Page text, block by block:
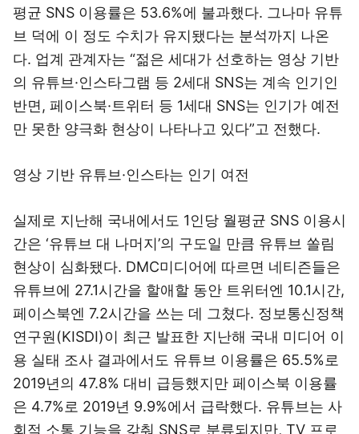
평균 SNS 이용률은 53.6%에 불과했다. 그나마 유튜
브 덕에 이 정도 수치가 유지됐다는 분석까지 나온
다. 업계 관계자는 “젊은 세대가 선호하는 영상 기반
의 유튜브·인스타그램 등 2세대 SNS는 계속 인기인
반면, 페이스북·트위터 등 1세대 SNS는 인기가 예전
만 못한 양극화 현상이 나타나고 있다”고 전했다.
영상 기반 유튜브·인스타는 인기 여전
실제로 지난해 국내에서도 1인당 월평균 SNS 이용시
간은 ‘유튜브 대 나머지’의 구도일 만큼 유튜브 쏠림
현상이 심화됐다. DMC미디어에 따르면 네티즌들은
유튜브에 27.1시간을 할애할 동안 트위터엔 10.1시간,
페이스북엔 7.2시간을 쓰는 데 그쳤다. 정보통신정책
연구원(KISDI)이 최근 발표한 지난해 국내 미디어 이
용 실태 조사 결과에서도 유튜브 이용률은 65.5%로
2019년의 47.8% 대비 급등했지만 페이스북 이용률
은 4.7%로 2019년 9.9%에서 급락했다. 유튜브는 사
회적 소통 기능을 갖춰 SNS로 분류되지만, TV 프로